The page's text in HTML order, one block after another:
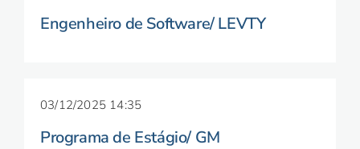
Engenheiro de Software/ LEVTY
03/12/2025 14:35
Programa de Estágio/ GM